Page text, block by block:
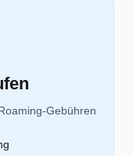
Gebühren